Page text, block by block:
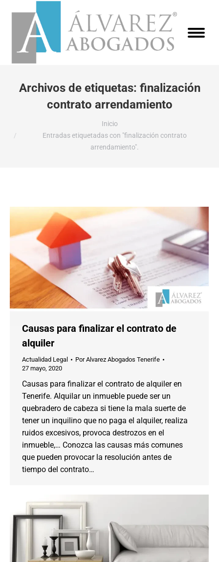
Archivos de etiquetas: finalización
contrato arrendamiento
Inicio
Entradas etiquetadas con "finalización contrato
arrendamiento".
Causas para finalizar el contrato de
alquiler
Actualidad Legal PorAlvarez Abogados Tenerife
27 mayo, 2020
Causas para finalizar el contrato de alquiler en
Tenerife. Alquilar un inmueble puede ser un
quebradero de cabeza si tiene la mala suerte de
tener un inquilino que no paga el alquiler, realiza
ruidos excesivos, provoca destrozos en el
inmueble,… Conozca las causas más comunes
que pueden provocar la resolución antes de
tiempo del contrato…